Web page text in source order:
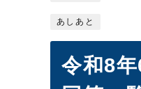
あしあと
令和8